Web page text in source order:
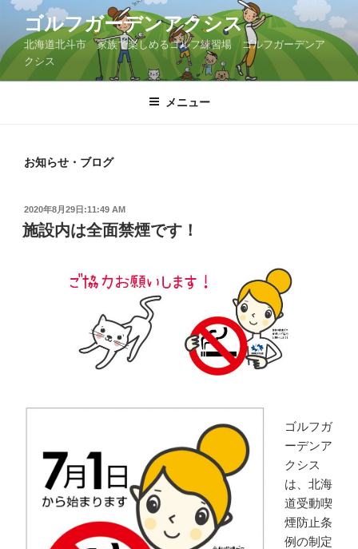
テ
ン
ツ
ゴルフガーデンアクシス
北海道北斗市 家族で楽しめるゴルフ練習場 ゴルフガーデンア
クシス
メニュー
お知らせ・ブログ
投
稿
日:
2020年8月29日:11:49 AM
施設内は全面禁煙です！
ゴルフガ
ーデンア
クシス
は、北海
道受動喫
煙防止条
例の制定